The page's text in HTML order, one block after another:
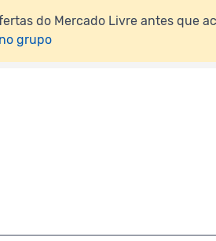
do Mercado Livre antes que
grupo